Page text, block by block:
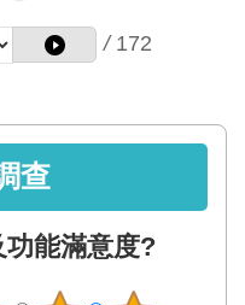
/ 172
查
能滿意度?